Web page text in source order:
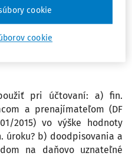
zostatkovej daňovej
novely zákona o dani
auto predal na menšiu cenu
pri účtovaní: a) fin.
a prenajímateľom (DF
2015) vo výške hodnoty
úroku? b) doodpisovania a
na daňovo uznateľné
cookie
cookie